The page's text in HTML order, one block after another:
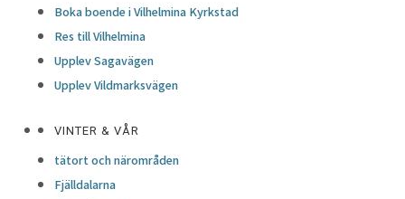
Boka boende i Vilhelmina Kyrkstad
Res till Vilhelmina
Upplev Sagavägen
Upplev Vildmarksvägen
VINTER & VÅR
tätort och närområden
Fjälldalarna